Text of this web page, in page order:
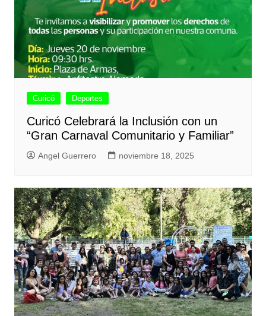
Curicó Deportes
Curicó Celebrará la Inclusión con un
“Gran Carnaval Comunitario y Familiar”
Angel Guerrero noviembre 18, 2025